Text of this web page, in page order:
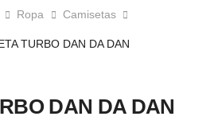
Ropa Camisetas
TURBO DAN DA DAN
DAN DA DAN